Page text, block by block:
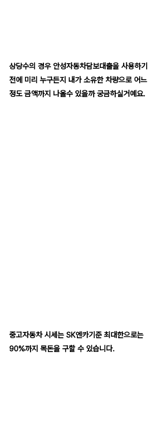
상당수의 경우 안성자동차담보대출을 사용하기
전에 미리 누구든지 내가 소유한 차량으로 어느
정도 금액까지 나올수 있을까 궁금하실거예요.
중고자동차 시세는 SK엔카기준 최대한으로는
90%까지 목돈을 구할 수 있습니다.